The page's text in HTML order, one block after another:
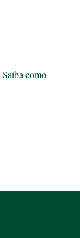
Saiba como